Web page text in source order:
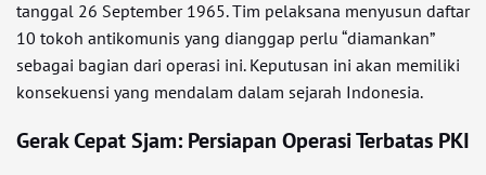
tanggal 26 September 1965. Tim pelaksana menyusun daftar
10 tokoh antikomunis yang dianggap perlu “diamankan”
sebagai bagian dari operasi ini. Keputusan ini akan memiliki
konsekuensi yang mendalam dalam sejarah Indonesia.
Gerak Cepat Sjam: Persiapan Operasi Terbatas PKI